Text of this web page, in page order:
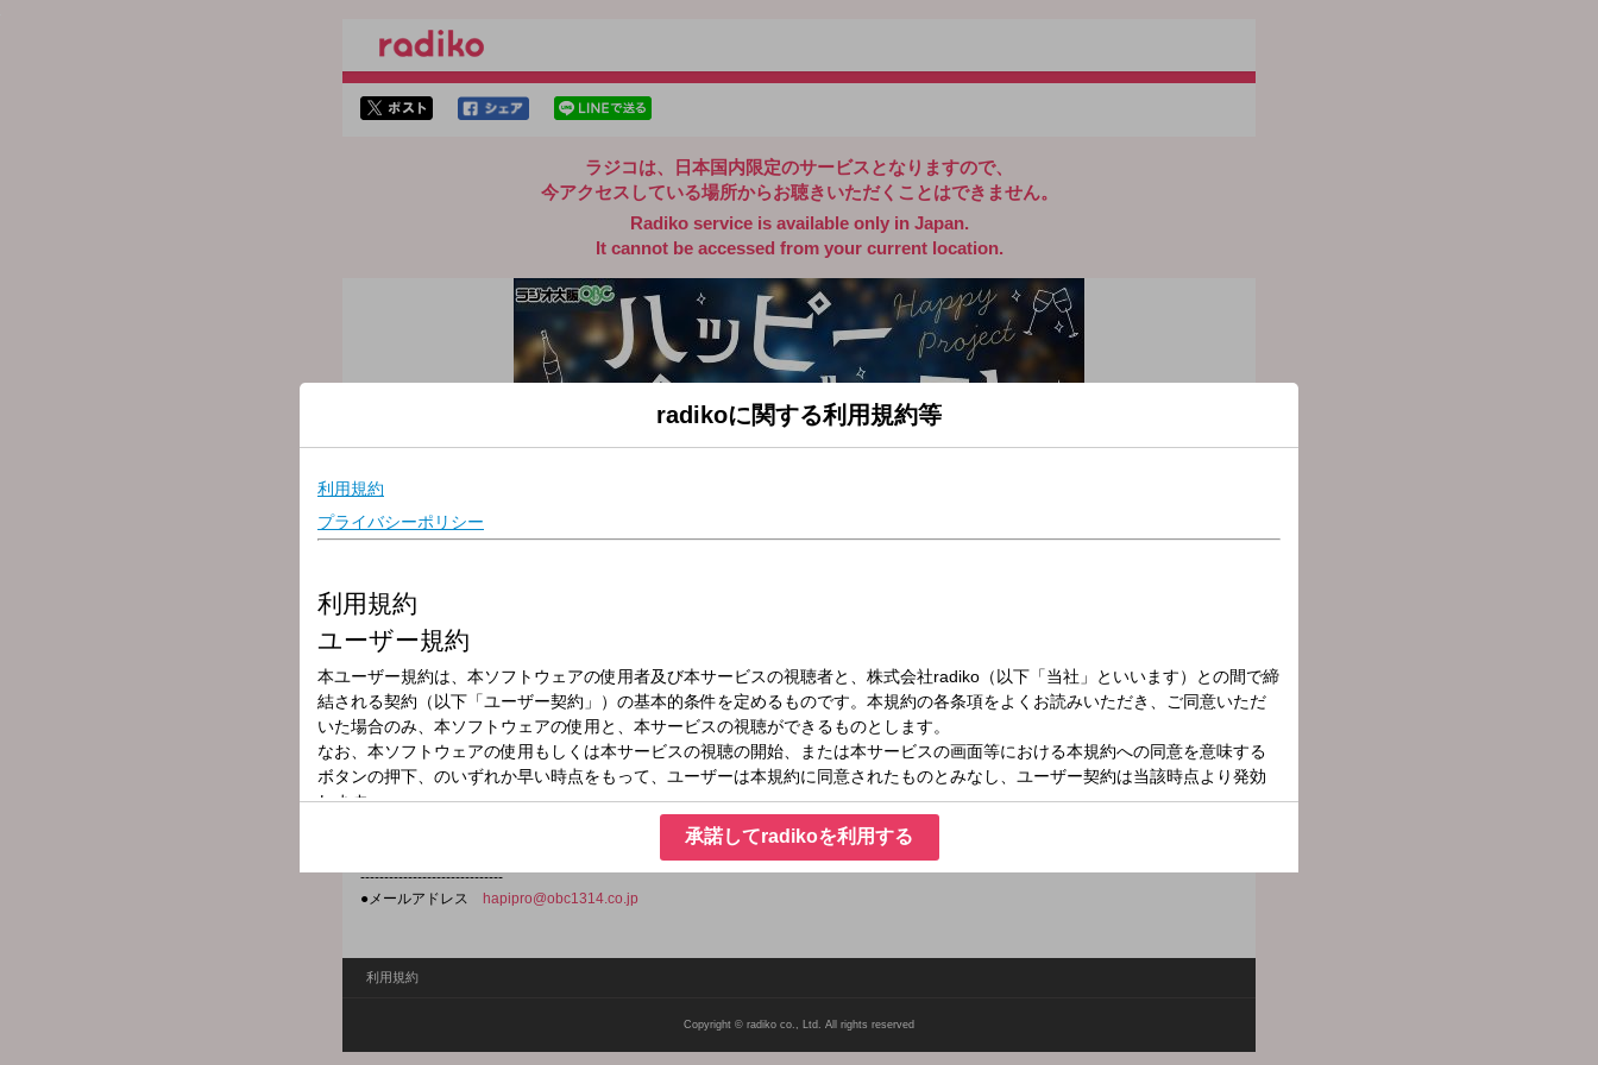
ラジコは、日本国内限定のサービスとなりますので、
今アクセスしている場所からお聴きいただくことはできません。
Radiko service is available only in Japan.
It cannot be accessed from your current location.
放送局
放送時間
2025年12月10日（水）17:15～17:30
番組名
ハッピープロジェクトbyシェルティ
------------------------------
●メールアドレス
hapipro@obc1314.co.jp
利用規約
Copyright © radiko co., Ltd. All rights reserved
radikoに関する利用規約等
承諾してradikoを利用する